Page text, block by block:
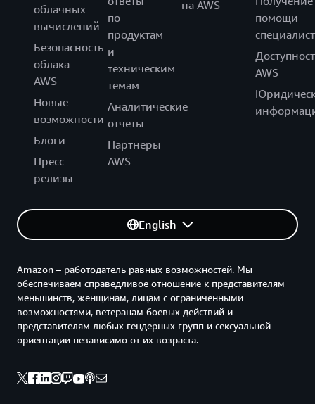
облачных
вычислений
Безопасность
облака
AWS
Новые
возможности
Блоги
Пресс-
релизы
по
продуктам
и
техническим
темам
Аналитические
отчеты
Партнеры
AWS
на AWS
помощи
AWS
English
Amazon – работодатель равных возможностей. Мы
обеспечиваем справедливое отношение к представителям
меньшинств, женщинам, лицам с ограниченными
возможностями, ветеранам боевых действий и
представителям любых гендерных групп и сексуальной
ориентации независимо от их возраста.